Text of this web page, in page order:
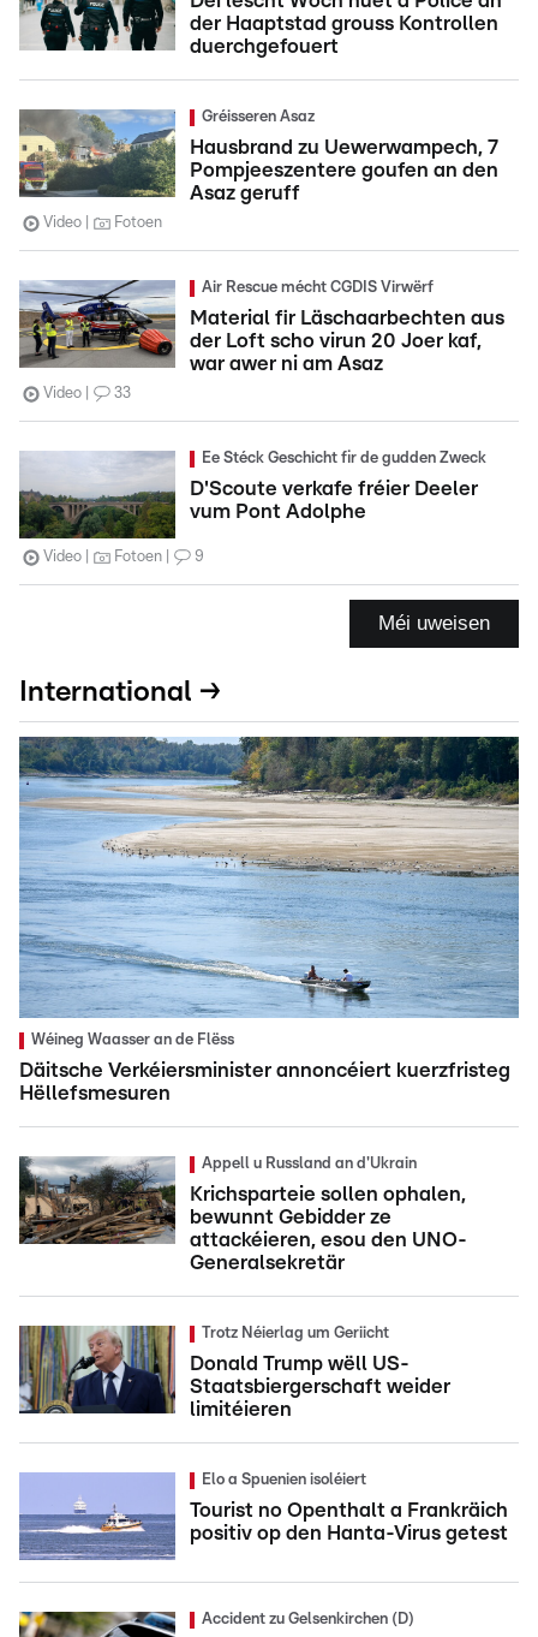
der Haaptstad grouss Kontrollen
duerchgefouert
Gréisseren Asaz
Hausbrand zu Uewerwampech, 7
Pompjeeszentere goufen an den
Asaz geruff
Video Fotoen
Air Rescue mécht CGDIS Virwërf
Material fir Läschaarbechten aus
der Loft scho virun 20 Joer kaf,
war awer ni am Asaz
Video 33
Ee Stéck Geschicht fir de gudden Zweck
D'Scoute verkafe fréier Deeler
vum Pont Adolphe
Video Fotoen 9
Méi uweisen
International →
Wéineg Waasser an de Flëss
Däitsche Verkéiersminister annoncéiert kuerzfristeg
Hëllefsmesuren
Appell u Russland an d'Ukrain
Krichsparteie sollen ophalen,
bewunnt Gebidder ze
attackéieren, esou den UNO-
Generalsekretär
Trotz Néierlag um Geriicht
Donald Trump wëll US-
Staatsbiergerschaft weider
limitéieren
Elo a Spuenien isoléiert
Tourist no Openthalt a Frankräich
positiv op den Hanta-Virus getest
Accident zu Gelsenkirchen (D)